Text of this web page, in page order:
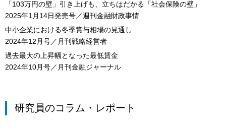
「103万円の壁」引き上げも、立ちはだかる「社会保険の壁」
2025年1月14日発売号／週刊金融財政事情
中小企業における冬季賞与相場の見通し
2024年12月号／月刊戦略経営者
過去最大の上昇幅となった最低賃金
2024年10月号／月刊金融ジャーナル
研究員のコラム・レポート